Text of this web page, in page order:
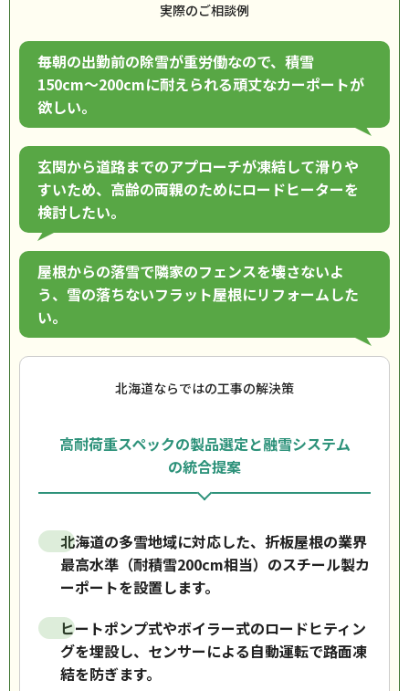
実際のご相談例
毎朝の出勤前の除雪が重労働なので、積雪
150cm〜200cmに耐えられる頑丈なカーポートが
欲しい。
玄関から道路までのアプローチが凍結して滑りや
すいため、高齢の両親のためにロードヒーターを
検討したい。
屋根からの落雪で隣家のフェンスを壊さないよ
う、雪の落ちないフラット屋根にリフォームした
い。
北海道ならではの工事の解決策
高耐荷重スペックの製品選定と融雪システム
の統合提案
北海道の多雪地域に対応した、折板屋根の業界
最高水準（耐積雪200cm相当）のスチール製カ
ーポートを設置します。
ヒートポンプ式やボイラー式のロードヒティン
グを埋設し、センサーによる自動運転で路面凍
結を防ぎます。